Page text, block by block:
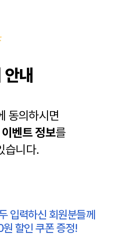
내
동의하시면
이벤트 정보를
습니다.
입력하신 회원분들께
할인 쿠폰 증정!